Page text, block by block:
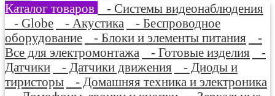
Каталог товаров
- Системы видеонаблюдения
- Globe
- Акустика
- Беспроводное
оборудование
- Блоки и элементы питания
-
Все для электромонтажа
- Готовые изделия
-
Датчики
- Датчики движения
- Диоды и
тиристоры
- Домашняя техника и электроника